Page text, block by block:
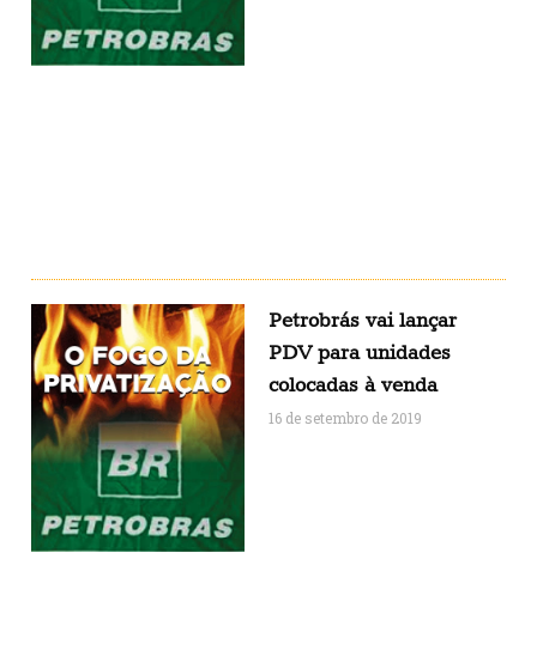
Petrobrás vai lançar
PDV para unidades
colocadas à venda
16 de setembro de 2019